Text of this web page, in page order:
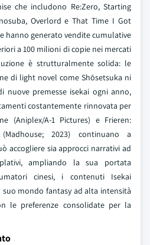
che includono Re:Zero, Starting
Overlord e That Time I Got
hanno generato vendite cumulative
a 100 milioni di copie nei mercati
è strutturalmente solida: le
di light novel come Shōsetsuka ni
nuove premesse isekai ogni anno,
costantemente rinnovata per
(Aniplex/A-1 Pictures) e Frieren:
2023) continuano a
accogliere sia approcci narrativi ad
ampliando la sua portata
cinesi, i contenuti Isekai
mondo fantasy ad alta intensità
le preferenze consolidate per la